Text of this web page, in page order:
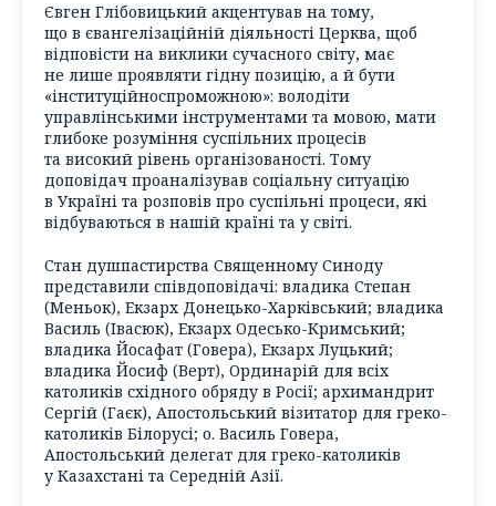
Євген Глібовицький акцентував на тому,
що в євангелізаційній діяльності Церква, щоб
відповісти на виклики сучасного світу, має
не лише проявляти гідну позицію, а й бути
«інституційноспроможною»: володіти
управлінськими інструментами та мовою, мати
глибоке розуміння суспільних процесів
та високий рівень організованості. Тому
доповідач проаналізував соціальну ситуацію
в Україні та розповів про суспільні процеси, які
відбуваються в нашій країні та у світі.
Стан душпастирства Священному Синоду
представили співдоповідачі: владика Степан
(Меньок), Екзарх Донецько-Харківський; владика
Василь (Івасюк), Екзарх Одесько-Кримський;
владика Йосафат (Говера), Екзарх Луцький;
владика Йосиф (Верт), Ординарій для всіх
католиків східного обряду в Росії; архимандрит
Сергій (Гаєк), Апостольський візитатор для греко-
католиків Білорусі; о. Василь Говера,
Апостольський делегат для греко-католиків
у Казахстані та Середній Азії.